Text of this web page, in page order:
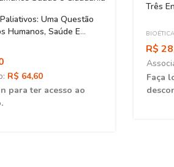
Uma Questão
Humanos, Saúde E
R$ 64,60
para ter acesso ao
Três
BIOÉTICA
R$
Faça